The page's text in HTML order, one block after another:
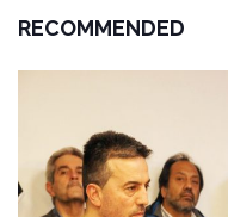
RECOMMENDED